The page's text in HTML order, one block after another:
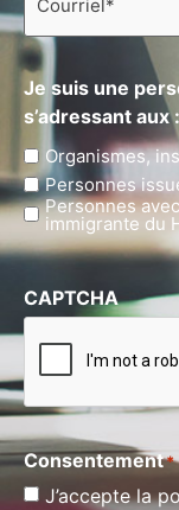
Je suis une
s’adressant aux :
Organismes,
Personnes
Personnes
immigrante du
CAPTCHA
Consentement*
J’accepte la